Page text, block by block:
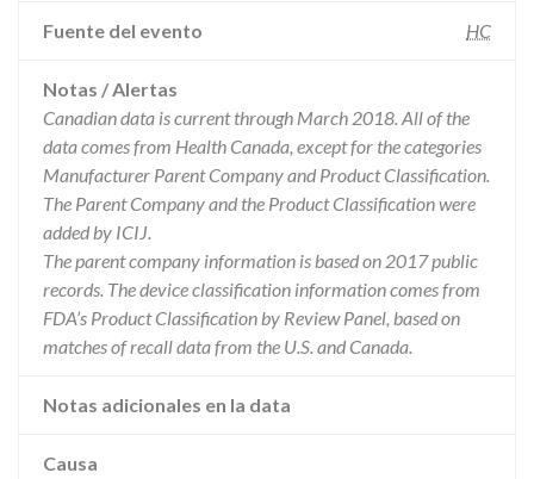
Fuente del evento HC
Notas / Alertas
Canadian data is current through March 2018. All of the
data comes from Health Canada, except for the categories
Manufacturer Parent Company and Product Classification.
The Parent Company and the Product Classification were
added by ICIJ.
The parent company information is based on 2017 public
records. The device classification information comes from
FDA’s Product Classification by Review Panel, based on
matches of recall data from the U.S. and Canada.
Notas adicionales en la data
Causa